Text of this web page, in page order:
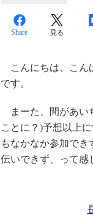
Share 見る
こんにちは、こん
です。
まーた、間があい
ことに？)予想以上
もなかなか参加で
伝いできず、って感